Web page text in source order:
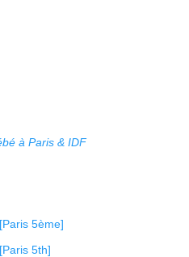
à Paris & IDF
5ème]
5th]